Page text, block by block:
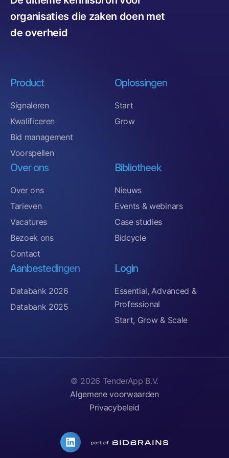
In TenderApp krijg je toegang tot het archief van deze
taxivervoer aanbestedingen met gunningsinformatie,
documenten en contractduur. Met slimme filtering
in jouw markt.
organisaties die zaken doen met
de overheid
Product
Signaleren
Kwalificeren
Bid management
Voorspellen
Oplossingen
Start
Grow
Over ons
Over ons
Tarieven
Vacatures
Bezoek ons
Contact
Bibliotheek
Nieuws
Events & webinars
Case studies
Bidcycle
Aanbestedingen
Databank 2026
Databank 2025
Login
Essential, Advanced &
Professional
Start, Grow & Scale
© 2026 TenderApp B.V.
Algemene voorwaarden
Privacybeleid